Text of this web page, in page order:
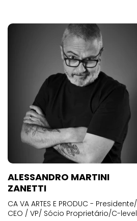
ALESSANDRO MARTINI
ZANETTI
CA VA ARTES E PRODUC - Presidente/
CEO / VP/ Sócio Proprietário/C-level